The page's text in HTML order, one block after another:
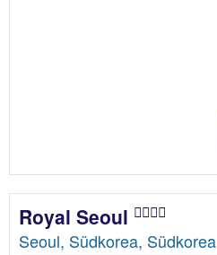
Royal Seoul
Seoul, Südkorea, Südkorea